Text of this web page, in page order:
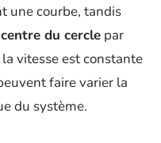
une courbe, tandis
centre du cercle par
vitesse est constante
faire varier la
du système.